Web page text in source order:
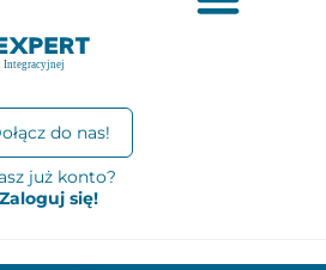
do nas!
już konto?
Zaloguj się!